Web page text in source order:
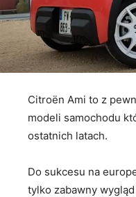
Citroën Ami to z
modeli samochodu
ostatnich latach.
Do sukcesu na
tylko zabawny